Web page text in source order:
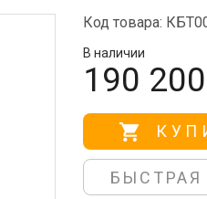
Код товара:
В наличии
190